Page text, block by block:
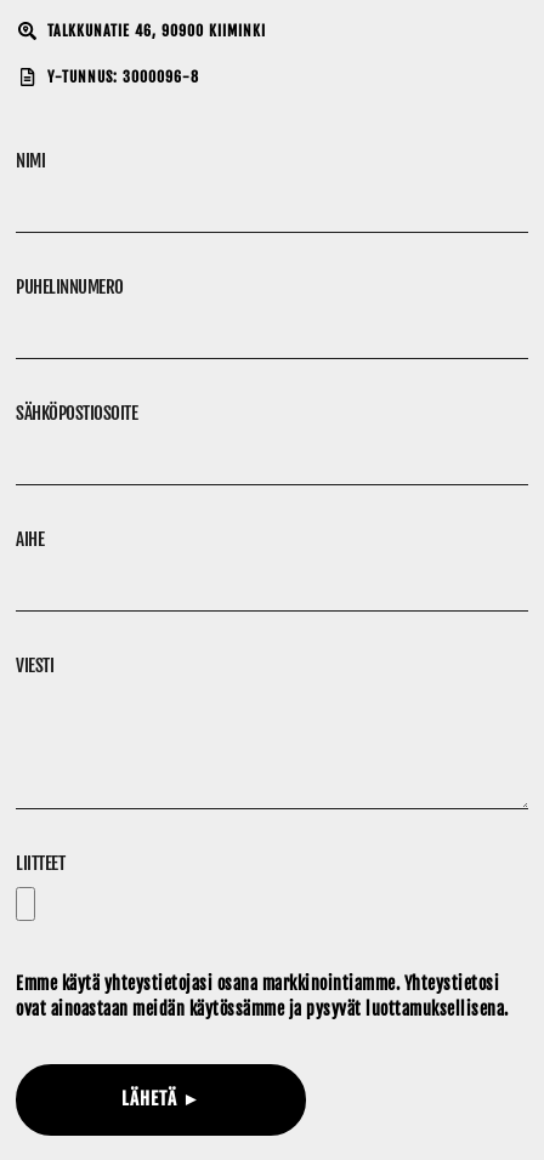
TALKKUNATIE 46, 90900 KIIMINKI
Y-TUNNUS: 3000096-8
NIMI
PUHELINNUMERO
SÄHKÖPOSTIOSOITE
AIHE
VIESTI
LIITTEET
Emme käytä yhteystietojasi osana markkinointiamme. Yhteystietosi
ovat ainoastaan meidän käytössämme ja pysyvät luottamuksellisena.
LÄHETÄ ►